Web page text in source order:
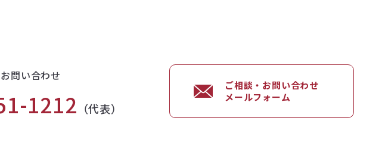
問い合わせ
1212 （代表）
ご相談・お問い合わせ
メールフォーム